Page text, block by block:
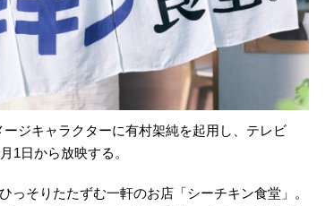
ジキャラクターに有村架純を起用し、テレビ
1日から放映する。
っそりたたずむ一軒のお店「シーチキン食堂」。